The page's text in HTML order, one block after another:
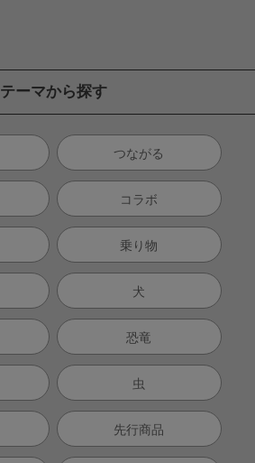
テーマから探す
つながる
コラボ
乗り物
犬
恐竜
虫
先行商品